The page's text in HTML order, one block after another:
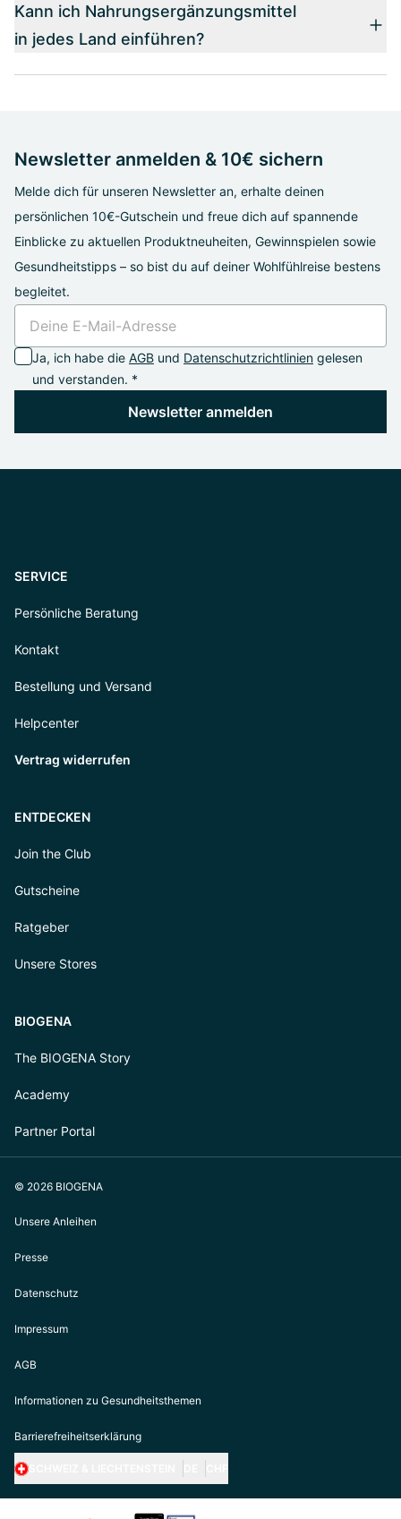
Kann ich Nahrungsergänzungsmittel
in jedes Land einführen?
Newsletter anmelden & 10€ sichern
Melde dich für unseren Newsletter an, erhalte deinen
persönlichen 10€-Gutschein und freue dich auf spannende
Einblicke zu aktuellen Produktneuheiten, Gewinnspielen sowie
Gesundheitstipps – so bist du auf deiner Wohlfühlreise bestens
begleitet.
Ja, ich habe die AGB und Datenschutzrichtlinien gelesen
und verstanden. *
Newsletter anmelden
SERVICE
Persönliche Beratung
Kontakt
Bestellung und Versand
Helpcenter
Vertrag widerrufen
ENTDECKEN
Join the Club
Gutscheine
Ratgeber
Unsere Stores
BIOGENA
The BIOGENA Story
Academy
Partner Portal
© 2026 BIOGENA
Unsere Anleihen
Presse
Datenschutz
Impressum
AGB
Informationen zu Gesundheitsthemen
Barrierefreiheitserklärung
https://biogena.com/de-at
https://biogena.com/de-de